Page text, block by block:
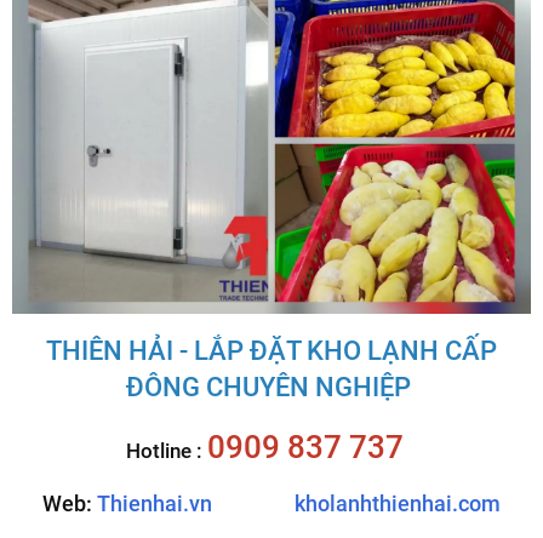
THIÊN HẢI - LẮP ĐẶT KHO LẠNH CẤP
ĐÔNG CHUYÊN NGHIỆP
Hotline : 0909 837 737
Web: Thienhai.vn
kholanhthienhai.com